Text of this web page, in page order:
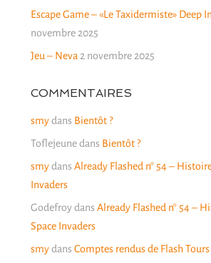
Escape Game – «Le Taxidermiste» Deep
novembre 2025
Jeu – Neva 2 novembre 2025
COMMENTAIRES
smydans Bientôt ?
Toflejeunedans Bientôt ?
smydans Already Flashed n° 54 –
Invaders
Godefroydans Already Flashed n° 54 –
Space Invaders
smydans Comptes rendus de Flash Tours